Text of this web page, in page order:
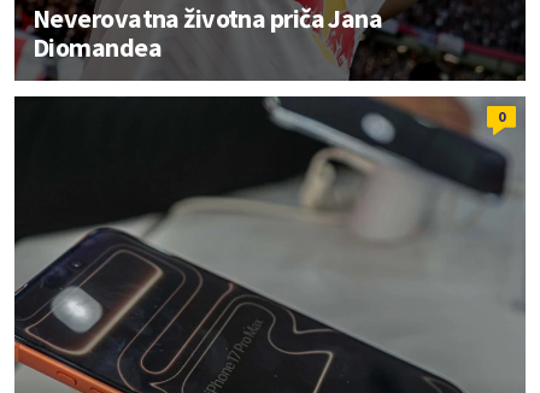
Neverovatna životna priča Jana
Diomandea
0